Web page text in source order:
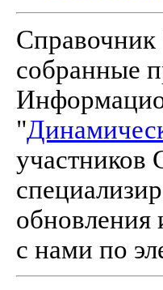
Справочник
собранные
"
участников
обновления
с нами по